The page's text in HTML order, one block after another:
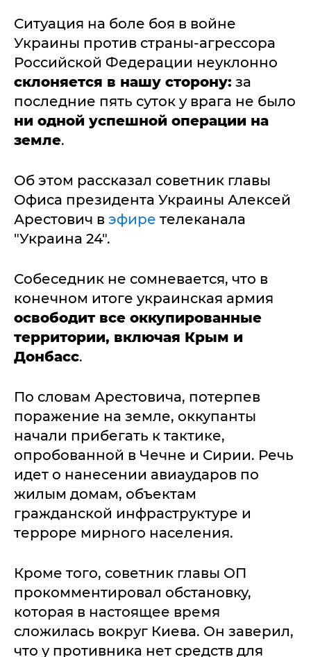
Ситуация на боле боя в войне
Украины против страны-агрессора
Российской Федерации неуклонно
склоняется в нашу сторону: за
последние пять суток у врага не было
ни одной успешной операции на
земле.
Об этом рассказал советник главы
Офиса президента Украины Алексей
Арестович в эфире телеканала
"Украина 24".
Собеседник не сомневается, что в
конечном итоге украинская армия
освободит все оккупированные
территории, включая Крым и
Донбасс.
По словам Арестовича, потерпев
поражение на земле, оккупанты
начали прибегать к тактике,
опробованной в Чечне и Сирии. Речь
идет о нанесении авиаударов по
жилым домам, объектам
гражданской инфраструктуре и
терроре мирного населения.
Кроме того, советник главы ОП
прокомментировал обстановку,
которая в настоящее время
сложилась вокруг Киева. Он заверил,
что у противника нет средств для